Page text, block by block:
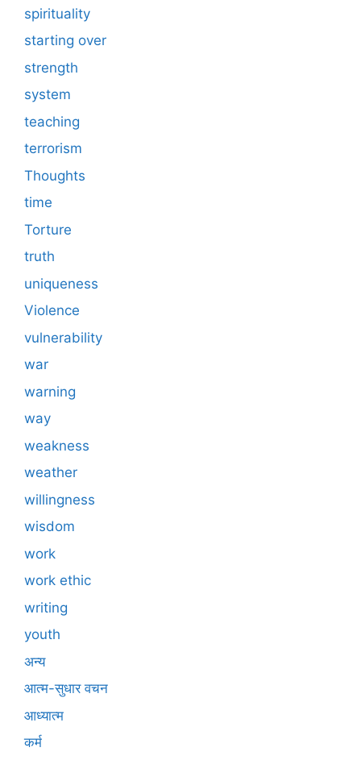
spirituality
starting over
strength
system
teaching
terrorism
Thoughts
time
Torture
truth
uniqueness
Violence
vulnerability
war
warning
way
weakness
weather
willingness
wisdom
work
work ethic
writing
youth
अन्य
आत्म-सुधार वचन
आध्यात्म
कर्म